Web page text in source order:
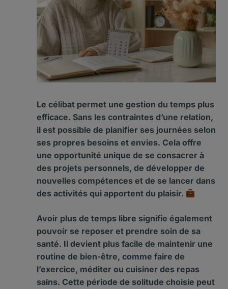
Le célibat permet une gestion du temps plus
efficace. Sans les contraintes d’une relation,
il est possible de planifier ses journées selon
ses propres besoins et envies. Cela offre
une opportunité unique de se consacrer à
des projets personnels, de développer de
nouvelles compétences et de se lancer dans
des activités qui apportent du plaisir.
Avoir plus de temps libre signifie également
pouvoir se reposer et prendre soin de sa
santé. Il devient plus facile de maintenir une
routine de bien-être, comme faire de
l’exercice, méditer ou cuisiner des repas
sains. Cette période de solitude choisie peut